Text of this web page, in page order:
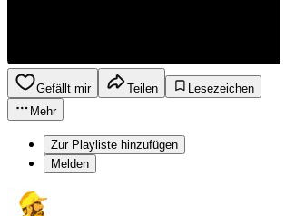
Gefällt mir Teilen
Lesezeichen
Mehr
Zur Playliste hinzufügen
Melden